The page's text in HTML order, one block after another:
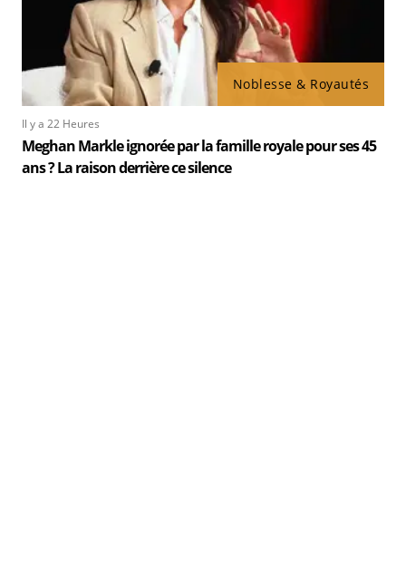
Noblesse & Royautés
Il y a 22 Heures
Meghan Markle ignorée par la famille royale pour ses 45
ans ? La raison derrière ce silence